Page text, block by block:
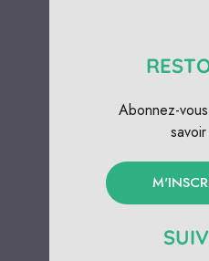
Abonnez-